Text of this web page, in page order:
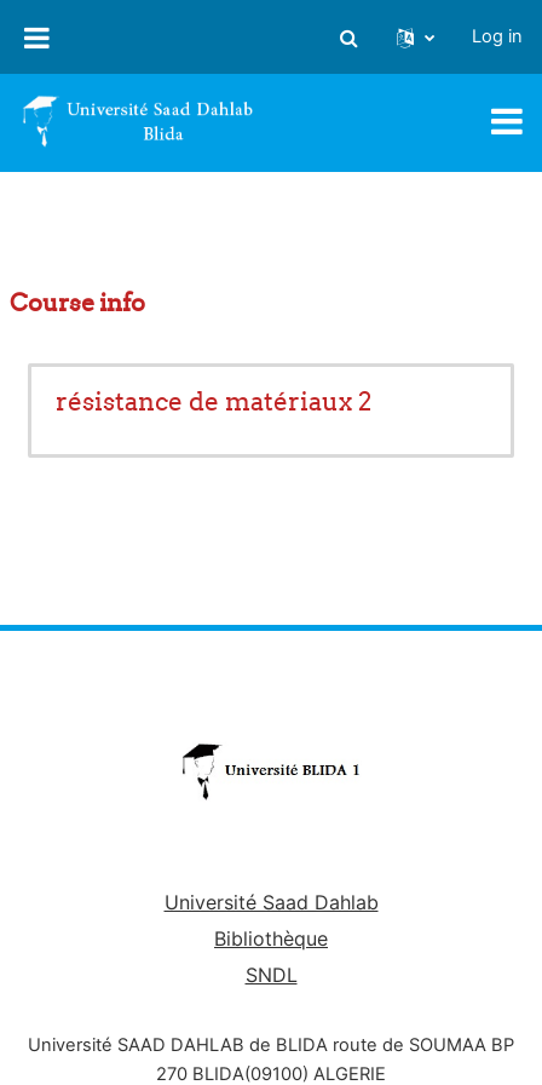
Toggle search input
Log in
Course info
résistance de matériaux 2
Université Saad Dahlab
Bibliothèque
SNDL
Université SAAD DAHLAB de BLIDA route de SOUMAA BP
270 BLIDA(09100) ALGERIE